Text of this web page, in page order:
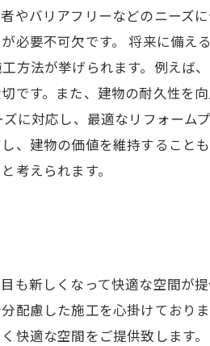
やバリアフリーなどのニーズ
必要不可欠です。 将来に備え
方法が挙げられます。例えば
です。また、建物の耐久性を
に対応し、最適なリフォーム
、建物の価値を維持すること
考えられます。
も新しくなって快適な空間が
配慮した施工を心掛けており
快適な空間をご提供致します